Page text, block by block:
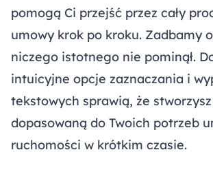
pomogą Ci przejść przez cały
umowy krok po kroku. Zadbamy
niczego istotnego nie pominął.
intuicyjne opcje zaznaczania i
tekstowych sprawią, że
dopasowaną do Twoich potrzeb
ruchomości w krótkim czasie.